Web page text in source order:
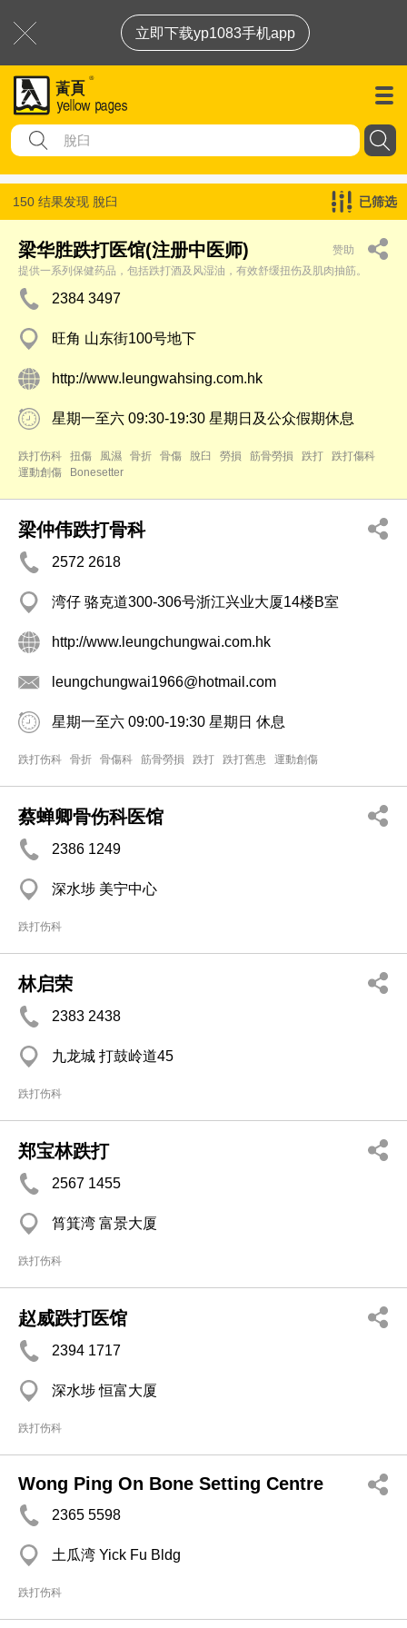
立即下载yp1083手机app
150 结果发现 脫臼 已筛选
梁华胜跌打医馆(注册中医师)
赞助
提供一系列保健药品，包括跌打酒及风湿油，有效舒缓扭伤及肌肉抽筋。
2384 3497
旺角 山东街100号地下
http://www.leungwahsing.com.hk
星期一至六 09:30-19:30 星期日及公众假期休息
跌打伤科 扭傷 風濕 骨折 骨傷 脫臼 勞損 筋骨勞損 跌打
跌打傷科
運動創傷
Bonesetter
梁仲伟跌打骨科
2572 2618
湾仔 骆克道300-306号浙江兴业大厦14楼B室
http://www.leungchungwai.com.hk
leungchungwai1966@hotmail.com
星期一至六 09:00-19:30 星期日 休息
跌打伤科 骨折 骨傷科 筋骨勞損 跌打 跌打舊患 運動創傷
蔡蝉卿骨伤科医馆
2386 1249
深水埗 美宁中心
跌打伤科
林启荣
2383 2438
九龙城 打鼓岭道45
跌打伤科
郑宝林跌打
2567 1455
筲箕湾 富景大厦
跌打伤科
赵威跌打医馆
2394 1717
深水埗 恒富大厦
跌打伤科
Wong Ping On Bone Setting Centre
2365 5598
土瓜湾 Yick Fu Bldg
跌打伤科